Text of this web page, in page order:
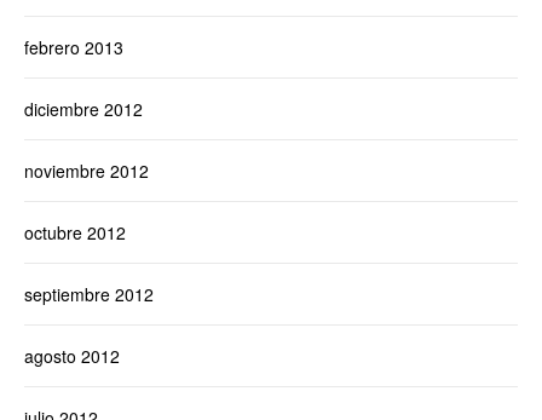
febrero 2013
diciembre 2012
noviembre 2012
octubre 2012
septiembre 2012
agosto 2012